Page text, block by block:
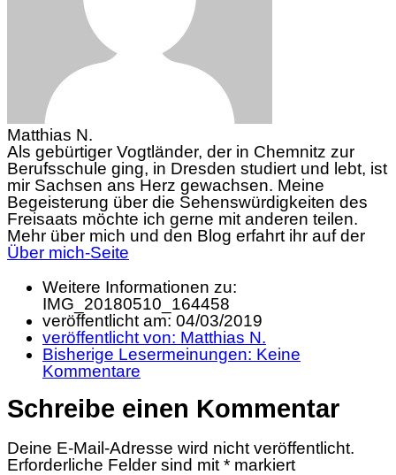
Matthias N.
Als gebürtiger Vogtländer, der in Chemnitz zur
Berufsschule ging, in Dresden studiert und lebt, ist
mir Sachsen ans Herz gewachsen. Meine
Begeisterung über die Sehenswürdigkeiten des
Freisaats möchte ich gerne mit anderen teilen.
Mehr über mich und den Blog erfahrt ihr auf der
Über mich-Seite
Weitere Informationen zu:
IMG_20180510_164458
veröffentlicht am: 04/03/2019
veröffentlicht von: Matthias N.
Bisherige Lesermeinungen: Keine
Kommentare
Schreibe einen Kommentar
Deine E-Mail-Adresse wird nicht veröffentlicht.
Erforderliche Felder sind mit * markiert